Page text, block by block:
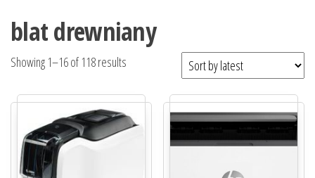
blat drewniany
Showing 1–16 of 118 results